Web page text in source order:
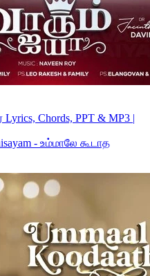
Chords, PPT & MP3 |
- உம்மாலே கூடாத